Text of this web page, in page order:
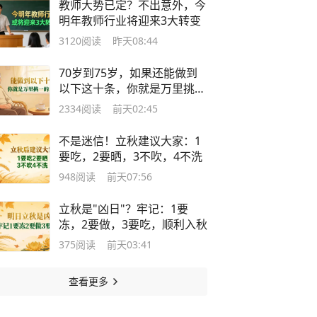
教师大势已定？不出意外，今
明年教师行业将迎来3大转变
3120阅读 昨天08:44
70岁到75岁，如果还能做到
以下这十条，你就是万里挑一
的老人
2334阅读 前天02:45
不是迷信！立秋建议大家：1
要吃，2要晒，3不吹，4不洗
948阅读 前天07:56
立秋是"凶日"？牢记：1要
冻，2要做，3要吃，顺利入秋
375阅读 前天03:41
查看更多